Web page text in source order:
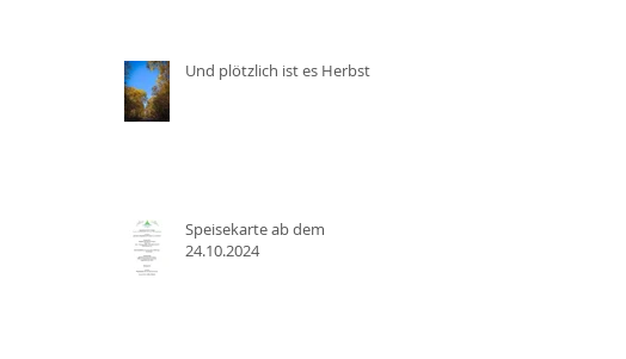
Und plötzlich ist es Herbst
Speisekarte ab dem
24.10.2024